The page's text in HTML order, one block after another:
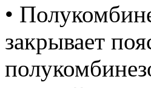
•
закрывает